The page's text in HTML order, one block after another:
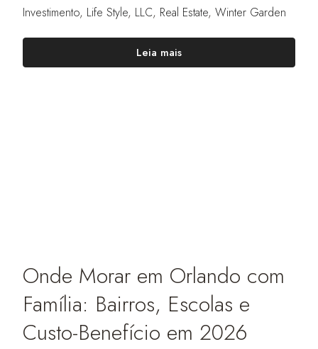
Investimento, Life Style, LLC, Real Estate, Winter Garden
Leia mais
Onde Morar em Orlando com
Família: Bairros, Escolas e
Custo-Benefício em 2026